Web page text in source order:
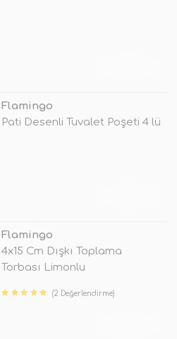
Flamingo
Pati Desenli Tuvalet Poşeti 4 lü
Flamingo
4x15 Cm Dışkı Toplama
Torbası Limonlu
(2 Değerlendirme)